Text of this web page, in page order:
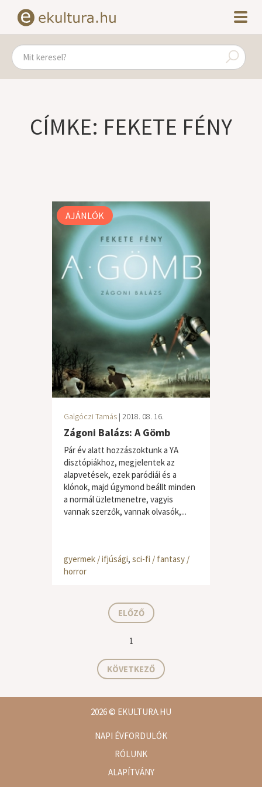
CÍMKE: FEKETE FÉNY
AJÁNLÓK
Galgóczi Tamás | 2018. 08. 16.
Zágoni Balázs: A Gömb
Pár év alatt hozzászoktunk a YA
disztópiákhoz, megjelentek az
alapvetések, ezek paródiái és a
klónok, majd úgymond beállt minden
a normál üzletmenetre, vagyis
vannak szerzők, vannak olvasók,...
gyermek / ifjúsági, sci-fi / fantasy /
horror
ELŐZŐ
1
KÖVETKEZŐ
2026© EKULTURA.HU
NAPI ÉVFORDULÓK
RÓLUNK
ALAPÍTVÁNY